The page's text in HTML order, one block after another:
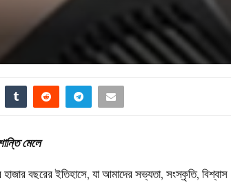
মেলে
বছরের ইতিহাসে, যা আমাদের সভ্যতা, সংস্কৃতি, বিশ্বাস